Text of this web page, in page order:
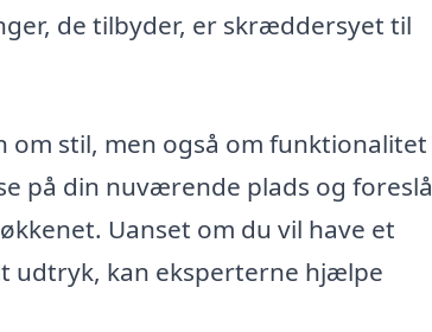
de tilbyder, er skræddersyet til
om stil, men også om funktionalitet
på din nuværende plads og foreslå
Uanset om du vil have et
udtryk, kan eksperterne hjælpe